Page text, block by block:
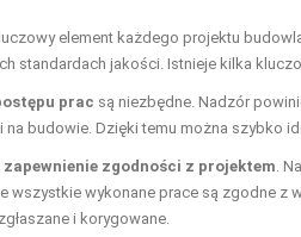
element każdego projektu
standardach jakości. Istnieje kilka
prac są niezbędne. Nadzór
budowie. Dzięki temu można szybko
zapewnienie zgodności z projektem .
wszystkie wykonane prace są zgodne z
i korygowane.